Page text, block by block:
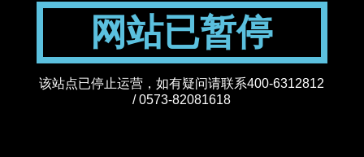
网站已暂停
该站点已停止运营，如有疑问请联系400-6312812
/ 0573-82081618